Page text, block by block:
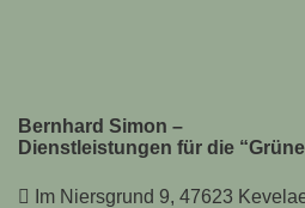
Bernhard Simon –
Dienstleistungen für die
Im Niersgrund 9, 47623